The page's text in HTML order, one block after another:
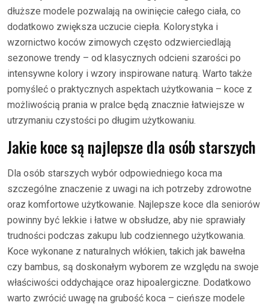
dłuższe modele pozwalają na owinięcie całego ciała, co
dodatkowo zwiększa uczucie ciepła. Kolorystyka i
wzornictwo koców zimowych często odzwierciedlają
sezonowe trendy – od klasycznych odcieni szarości po
intensywne kolory i wzory inspirowane naturą. Warto także
pomyśleć o praktycznych aspektach użytkowania – koce z
możliwością prania w pralce będą znacznie łatwiejsze w
utrzymaniu czystości po długim użytkowaniu.
Jakie koce są najlepsze dla osób starszych
Dla osób starszych wybór odpowiedniego koca ma
szczególne znaczenie z uwagi na ich potrzeby zdrowotne
oraz komfortowe użytkowanie. Najlepsze koce dla seniorów
powinny być lekkie i łatwe w obsłudze, aby nie sprawiały
trudności podczas zakupu lub codziennego użytkowania.
Koce wykonane z naturalnych włókien, takich jak bawełna
czy bambus, są doskonałym wyborem ze względu na swoje
właściwości oddychające oraz hipoalergiczne. Dodatkowo
warto zwrócić uwagę na grubość koca – cieńsze modele